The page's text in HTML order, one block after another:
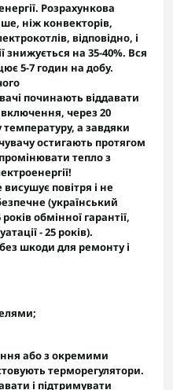
Розрахункова
ніж конвекторів,
відповідно, і
знижується на 35-40%. Вся
5-7 годин на добу.
починають віддавати
через 20
а завдяки
остигають протягом
тепло з
висушує повітря і не
(український
років обмінної гарантії,
- 25 років).
без шкоди для ремонту і
або з окремими
терморегулятори.
і підтримувати